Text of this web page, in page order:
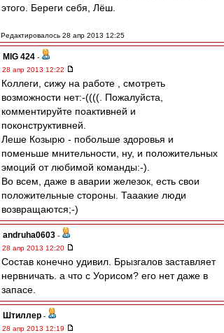
этого. Береги себя, Лёш.
Редактировалось 28 апр 2013 12:25
MIG 424 -
28 апр 2013 12:22
Коллеги, сижу на работе , смотреть
возможности нет:-((((. Пожалуйста,
комментируйте поактивней и
поконструктивней.
Леше Козырю - побольше здоровья и
поменьше мнительности, ну, и положительных
эмоций от любимой команды:-).
Во всем, даже в аварии железок, есть свои
положительные стороны. Тааакие люди
возвращаются;-)
andruha0603 -
28 апр 2013 12:20
Состав конечно удивил. Брызгалов заставляет
нервничать. а что с Уорисом? его нет даже в
запасе.
Штиллер -
28 апр 2013 12:19